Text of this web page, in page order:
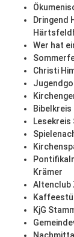
Dringend
Wer hat
Christi
Bibelkreis
Lesekreis
Krämer
Altenclub
KjG